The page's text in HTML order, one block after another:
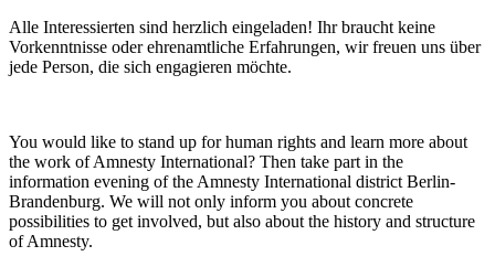
Alle Interessierten sind herzlich eingeladen! Ihr braucht keine
Vorkenntnisse oder ehrenamtliche Erfahrungen, wir freuen uns über
jede Person, die sich engagieren möchte.
You would like to stand up for human rights and learn more about
the work of Amnesty International? Then take part in the
information evening of the Amnesty International district Berlin-
Brandenburg. We will not only inform you about concrete
possibilities to get involved, but also about the history and structure
of Amnesty.